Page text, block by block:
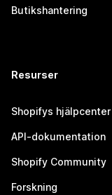
Butikshantering
Resurser
Shopifys hjälpcenter
API-dokumentation
Shopify Community
Forskning